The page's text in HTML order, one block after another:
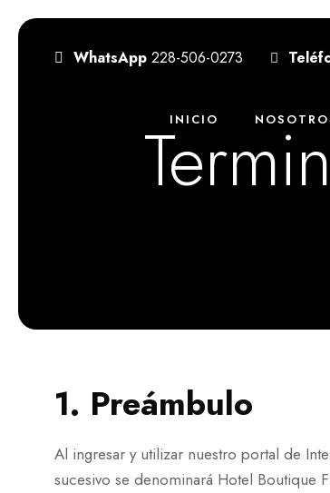
WhatsApp 228-506-0273
INICIO
1. Preámbulo
Al ingresar y utilizar nuestro portal de
sucesivo se denominará Hotel Boutique